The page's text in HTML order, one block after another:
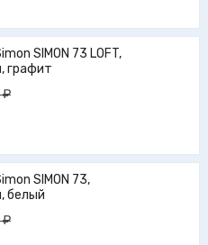
SIMON 73 LOFT,
графит
₽
SIMON 73,
белый
₽